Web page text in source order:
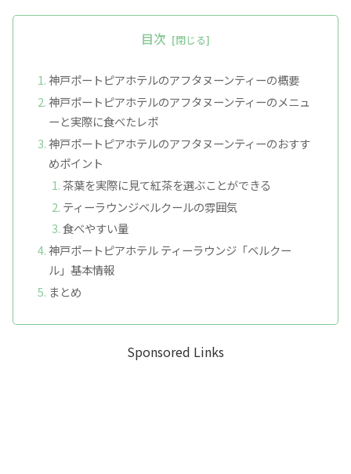
目次
神戸ポートピアホテルのアフタヌーンティーの概要
神戸ポートピアホテルのアフタヌーンティーのメニュ
ーと実際に食べたレポ
神戸ポートピアホテルのアフタヌーンティーのおすす
めポイント
茶葉を実際に見て紅茶を選ぶことができる
ティーラウンジベルクールの雰囲気
食べやすい量
神戸ポートピアホテル ティーラウンジ「ベルクー
ル」基本情報
まとめ
Sponsored Links